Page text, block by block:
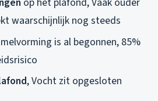
waarschijnlijk nog steeds
is al begonnen, 85%
, Vocht zit opgesloten